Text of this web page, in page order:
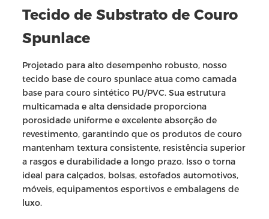
Tecido de Substrato de Couro
Spunlace
Projetado para alto desempenho robusto, nosso
tecido base de couro spunlace atua como camada
base para couro sintético PU/PVC. Sua estrutura
multicamada e alta densidade proporciona
porosidade uniforme e excelente absorção de
revestimento, garantindo que os produtos de couro
mantenham textura consistente, resistência superior
a rasgos e durabilidade a longo prazo. Isso o torna
ideal para calçados, bolsas, estofados automotivos,
móveis, equipamentos esportivos e embalagens de
luxo.